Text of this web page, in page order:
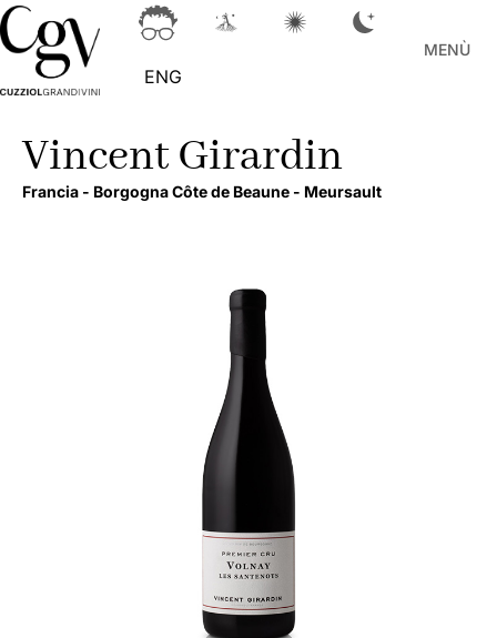
ENG
MENÙ
Vincent Girardin
Francia - Borgogna Côte de Beaune - Meursault